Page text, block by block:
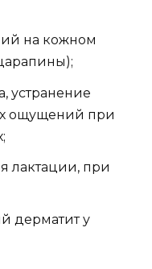
на кожном
устранение
ощущений при
лактации, при
дерматит у